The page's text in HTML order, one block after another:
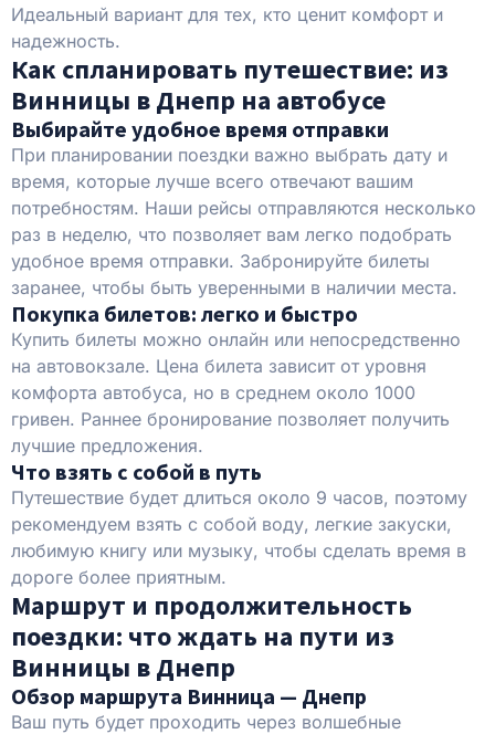
Идеальный вариант для тех, кто ценит комфорт и
надежность.
Как спланировать путешествие: из
Винницы в Днепр на автобусе
Выбирайте удобное время отправки
При планировании поездки важно выбрать дату и
время, которые лучше всего отвечают вашим
потребностям. Наши рейсы отправляются несколько
раз в неделю, что позволяет вам легко подобрать
удобное время отправки. Забронируйте билеты
заранее, чтобы быть уверенными в наличии места.
Покупка билетов: легко и быстро
Купить билеты можно онлайн или непосредственно
на автовокзале. Цена билета зависит от уровня
комфорта автобуса, но в среднем около 1000
гривен. Раннее бронирование позволяет получить
лучшие предложения.
Что взять с собой в путь
Путешествие будет длиться около 9 часов, поэтому
рекомендуем взять с собой воду, легкие закуски,
любимую книгу или музыку, чтобы сделать время в
дороге более приятным.
Маршрут и продолжительность
поездки: что ждать на пути из
Винницы в Днепр
Обзор маршрута Винница — Днепр
Ваш путь будет проходить через волшебные